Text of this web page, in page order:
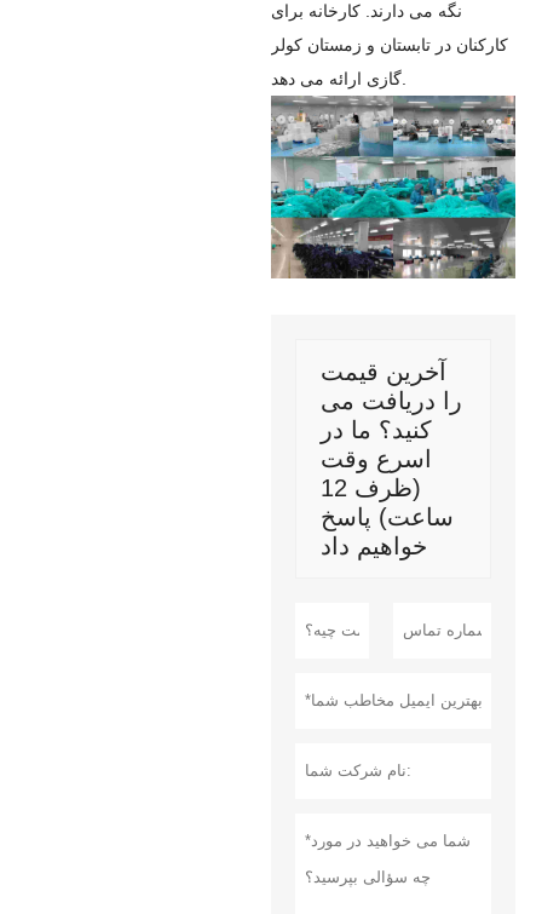
نگه می دارند. کارخانه برای
کارکنان در تابستان و زمستان کولر
آخرین قیمت
را دریافت می
کنید؟ ما در
اسرع وقت
(ظرف 12
ساعت) پاسخ
خواهیم داد